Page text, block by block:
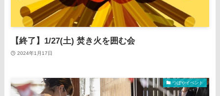
【終了】1/27(土) 焚き火を囲む会
2024年1月17日
つぼやイベント